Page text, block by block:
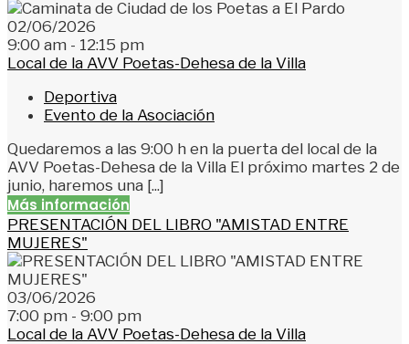
02/06/2026
9:00 am - 12:15 pm
Local de la AVV Poetas-Dehesa de la Villa
Deportiva
Evento de la Asociación
Quedaremos a las 9:00 h en la puerta del local de la
AVV Poetas-Dehesa de la Villa El próximo martes 2 de
junio, haremos una [...]
Más información
PRESENTACIÓN DEL LIBRO "AMISTAD ENTRE
MUJERES"
03/06/2026
7:00 pm - 9:00 pm
Local de la AVV Poetas-Dehesa de la Villa